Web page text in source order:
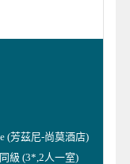
(芳茲尼-尚莫酒店)
級 (3*,2人一室)